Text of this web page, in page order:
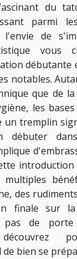
du
parmi
l'envie de
vous
débutante
notables.
que de la
les
un tremplin
débuter
multiples
des
finale sur
de porte
découvrez
bien se